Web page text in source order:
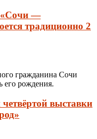
«Сочи —
традиционно 2
гражданина Сочи
его рождения.
выставки